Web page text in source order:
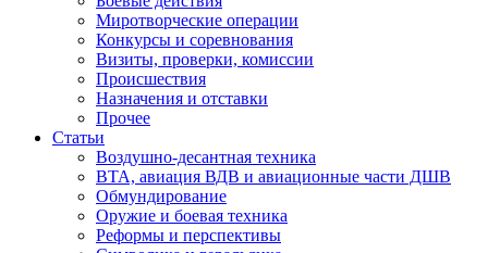
Миротворческие операции
Конкурсы и соревнования
Визиты, проверки, комиссии
Происшествия
Назначения и отставки
Прочее
Статьи
Воздушно-десантная техника
ВТА, авиация ВДВ и авиационные части ДШВ
Обмундирование
Оружие и боевая техника
Реформы и перспективы